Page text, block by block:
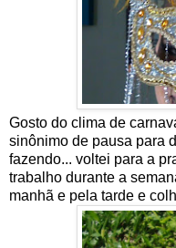
Gosto do clima de
sinônimo de pausa para
fazendo... voltei para a
trabalho durante a
manhã e pela tarde e